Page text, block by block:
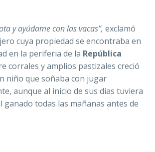
y ayúdame con las vacas”, exclamó
cuya propiedad se encontraba en
en la periferia de la República
corrales y amplios pastizales creció
niño que soñaba con jugar
aunque al inicio de sus días tuviera
ganado todas las mañanas antes de